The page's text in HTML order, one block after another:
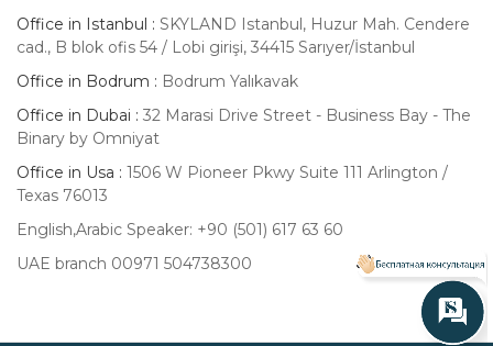
Office in Istanbul : SKYLAND Istanbul, Huzur Mah. Cendere
cad., B blok ofis 54 / Lobi girişi, 34415 Sarıyer/İstanbul
Office in Bodrum : Bodrum Yalıkavak
Office in Dubai : 32 Marasi Drive Street - Business Bay - The
Binary by Omniyat
Office in Usa : 1506 W Pioneer Pkwy Suite 111 Arlington /
Texas 76013
English,Arabic Speaker: +90 (501) 617 63 60
UAE branch 00971 504738300